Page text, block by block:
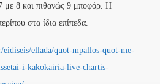
με 8 και πιθανώς 9 μποφόρ. Η
στα ίδια επίπεδα.
ellada/quot-mpallos-quot-me-
i-kakokairia-live-chartis-